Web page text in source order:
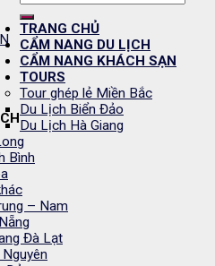
kiếm:
TRANG CHỦ
CẨM NANG DU LỊCH
CẨM NANG KHÁCH SẠN
TOURS
Tour ghép lẻ Miền Bắc
Du Lịch Biển Đảo
Du Lịch Hà Giang
Bình
– Nam
Đà Lạt